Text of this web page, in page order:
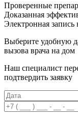
Проверенные
Доказанная
Электронная запись
Выберите удобную
вызова врача на дом
Наш специалист
подтвердить заявку